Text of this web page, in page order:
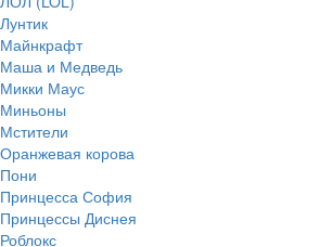
Лунтик
Майнкрафт
Маша и Медведь
Микки Маус
Миньоны
Мстители
Оранжевая корова
Пони
Принцесса София
Принцессы Диснея
Роблокс